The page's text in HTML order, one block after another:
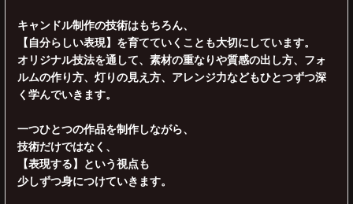
キャンドル制作の技術はもちろん、
【自分らしい表現】を育てていくことも大切にしています。
オリジナル技法を通して、素材の重なりや質感の出し方、フォ
ルムの作り方、灯りの見え方、アレンジ力などもひとつずつ深
く学んでいきます。
一つひとつの作品を制作しながら、
技術だけではなく、
【表現する】という視点も
少しずつ身につけていきます。